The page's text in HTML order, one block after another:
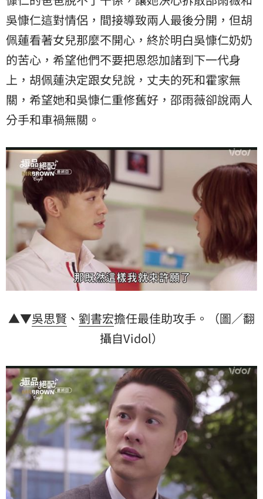
吳慷仁這對情侶，間接導致兩人最後分開，但胡
佩蓮看著女兒那麼不開心，終於明白吳慷仁奶奶
的苦心，希望他們不要把恩怨加諸到下一代身
上，胡佩蓮決定跟女兒說，丈夫的死和霍家無
關，希望她和吳慷仁重修舊好，邵雨薇卻說兩人
分手和車禍無關。
▲▼吳思賢 、 劉書宏擔任最佳助攻手。（圖／翻
攝自Vidol）